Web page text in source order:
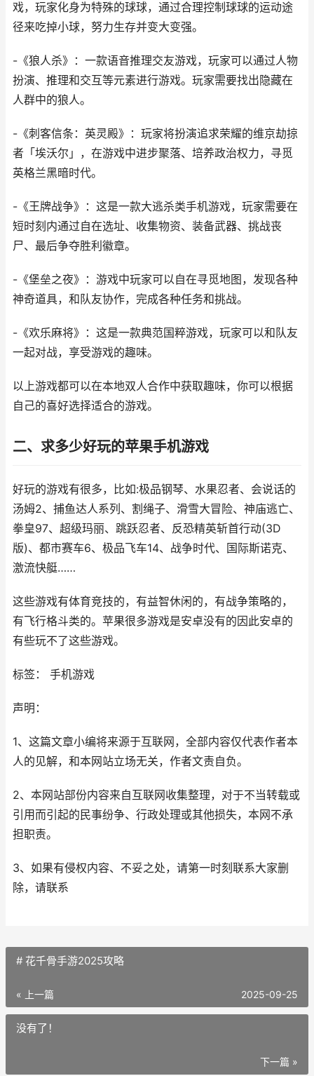
戏，玩家化身为特殊的球球，通过合理控制球球的运动途
径来吃掉小球，努力生存并变大变强。
-《狼人杀》：一款语音推理交友游戏，玩家可以通过人物
扮演、推理和交互等元素进行游戏。玩家需要找出隐藏在
人群中的狼人。
-《刺客信条：英灵殿》：玩家将扮演追求荣耀的维京劫掠
者「埃沃尔」，在游戏中进步聚落、培养政治权力，寻觅
英格兰黑暗时代。
-《王牌战争》：这是一款大逃杀类手机游戏，玩家需要在
短时刻内通过自在选址、收集物资、装备武器、挑战丧
尸、最后争夺胜利徽章。
-《堡垒之夜》：游戏中玩家可以自在寻觅地图，发现各种
神奇道具，和队友协作，完成各种任务和挑战。
-《欢乐麻将》：这是一款典范国粹游戏，玩家可以和队友
一起对战，享受游戏的趣味。
以上游戏都可以在本地双人合作中获取趣味，你可以根据
自己的喜好选择适合的游戏。
二、求多少好玩的苹果手机游戏
好玩的游戏有很多，比如:极品钢琴、水果忍者、会说话的
汤姆2、捕鱼达人系列、割绳子、滑雪大冒险、神庙逃亡、
拳皇97、超级玛丽、跳跃忍者、反恐精英斩首行动(3D
版)、都市赛车6、极品飞车14、战争时代、国际斯诺克、
激流快艇……
这些游戏有体育竞技的，有益智休闲的，有战争策略的，
有飞行格斗类的。苹果很多游戏是安卓没有的因此安卓的
有些玩不了这些游戏。
标签： 手机游戏
声明：
1、这篇文章小编将来源于互联网，全部内容仅代表作者本
人的见解，和本网站立场无关，作者文责自负。
2、本网站部份内容来自互联网收集整理，对于不当转载或
引用而引起的民事纷争、行政处理或其他损失，本网不承
担职责。
3、如果有侵权内容、不妥之处，请第一时刻联系大家删
除，请联系
# 花千骨手游2025攻略
« 上一篇 2025-09-25
没有了！
下一篇 »